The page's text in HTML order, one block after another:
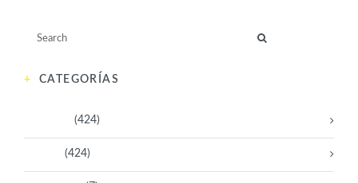
CATEGORÍAS
(424)
(424)